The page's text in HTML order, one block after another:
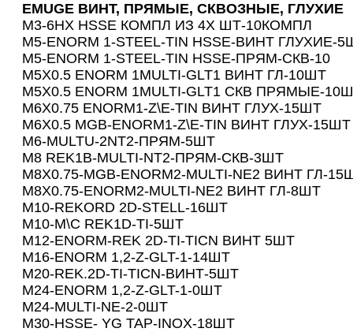
EMUGE ВИНТ, ПРЯМЫЕ, СКВОЗНЫЕ, ГЛУХИЕ
М3-6HX HSSE КОМПЛ ИЗ 4Х ШТ-10КОМПЛ
M5-ENORM 1-STEEL-TIN HSSE-ВИНТ ГЛУХИЕ-
M5-ENORM 1-STEEL-TIN HSSE-ПРЯМ-CКВ-10
М5Х0.5 ENORM 1MULTI-GLT1 ВИНТ ГЛ-10ШТ
М5Х0.5 ENORM 1MULTI-GLT1 СКВ ПРЯМЫЕ-
M6Х0.75 ENORM1-Z\E-TIN ВИНТ ГЛУХ-15ШТ
M6Х0.5 MGB-ENORM1-Z\E-TIN ВИНТ ГЛУХ-15ШТ
M6-MULTU-2NT2-ПРЯМ-5ШТ
M8 REK1B-MULTI-NT2-ПРЯМ-СКВ-3ШТ
M8Х0.75-MGB-ENORM2-MULTI-NE2 ВИНТ ГЛ-
M8Х0.75-ENORM2-MULTI-NE2 ВИНТ ГЛ-8ШТ
M10-REKORD 2D-STELL-16ШТ
M10-M\C REK1D-TI-5ШТ
M12-ENORM-REK 2D-TI-TICN ВИНТ 5ШТ
M16-ENORM 1,2-Z-GLT-1-14ШТ
M20-REK.2D-TI-TICN-ВИНТ-5ШТ
M24-ENORM 1,2-Z-GLT-1-0ШТ
M24-MULTI-NE-2-0ШТ
М30-HSSE- YG TAP-INOX-18ШТ